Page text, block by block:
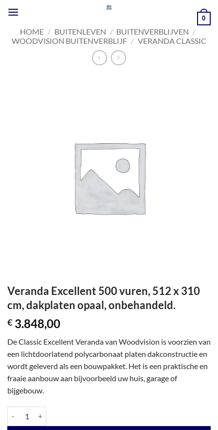
naar
inhoud
0
HOME / BUITENLEVEN / BUITENVERBLIJVEN /
WOODVISION BUITENVERBLIJF / VERANDA CLASSIC
Veranda Excellent 500 vuren, 512 x 310
cm, dakplaten opaal, onbehandeld.
€ 3.848,00
De Classic Excellent Veranda van Woodvision is voorzien van
een lichtdoorlatend polycarbonaat platen dakconstructie en
wordt geleverd als een bouwpakket. Het is een praktische en
fraaie aanbouw aan bijvoorbeeld uw huis, garage of
bijgebouw.